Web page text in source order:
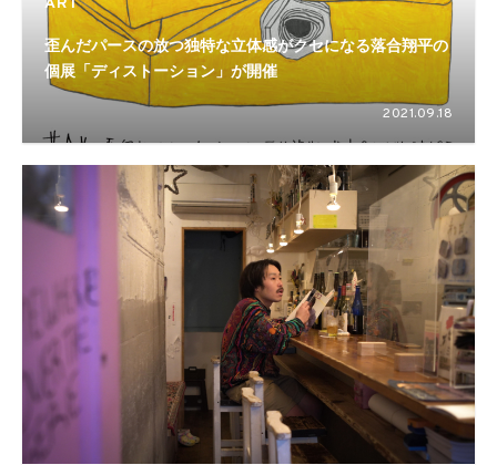
ART
歪んだパースの放つ独特な立体感がクセになる落合翔平の
個展「ディストーション」が開催
2021.09.18